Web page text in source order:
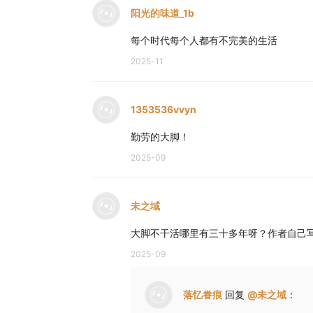
阳光的味道_1b
每个时代每个人都有不完美的生活
2025-11
1353536vvyn
勤劳的大脚！
2025-09
未之域
大脚不干活哪里有三十多年呀？作者自己
2025-09
落忆眷痕 回复 @未之域 ：